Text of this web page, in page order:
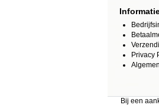
Privacy
Bij een